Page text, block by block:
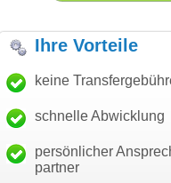
den schnellen
guten Service!"
Thomas Schäfer
communication GmbH
"Ich
Ihre Vorteile
keine
schnelle Abwicklung
persönlicher
partner